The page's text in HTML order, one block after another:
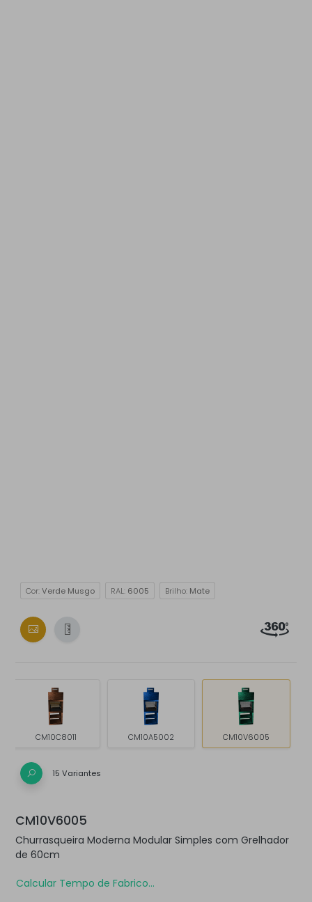
Cor:Verde Musgo RAL: 6005 Brilho: Mate
CM10C8011 CM10A5002 CM10V6005
15 Variantes
CM10V6005
Churrasqueira Moderna Modular Simples com Grelhador
de 60cm
Calcular Tempo de Fabrico...